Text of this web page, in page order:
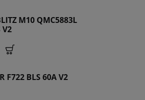
M10 QMC5883L
V2
F722 BLS 60A V2